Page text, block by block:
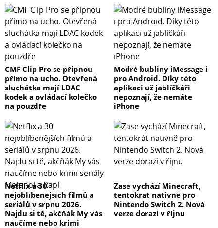
CMF Clip Pro se připnou
přímo na ucho. Otevřená
sluchátka mají LDAC
kodek a ovládací kolečko
na pouzdře
Modré bubliny iMessage i
pro Android. Díky této
aplikaci už jablíčkáři
nepoznají, že nemáte
iPhone
Netflix a 30
nejoblíbenějších filmů a
seriálů v srpnu 2026.
Najdu si tě, akčňák My vás
naučíme nebo krimi
Zase vychází Minecraft,
tentokrát nativně pro
Nintendo Switch 2. Nová
verze dorazí v říjnu